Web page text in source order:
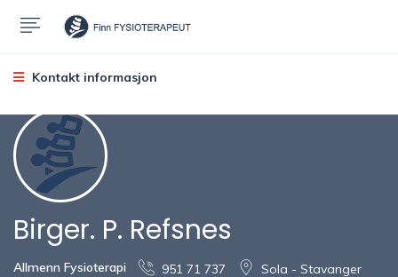
Kontakt informasjon
Birger. P. Refsnes
Allmenn Fysioterapi 951 71 737 Sola - Stavanger